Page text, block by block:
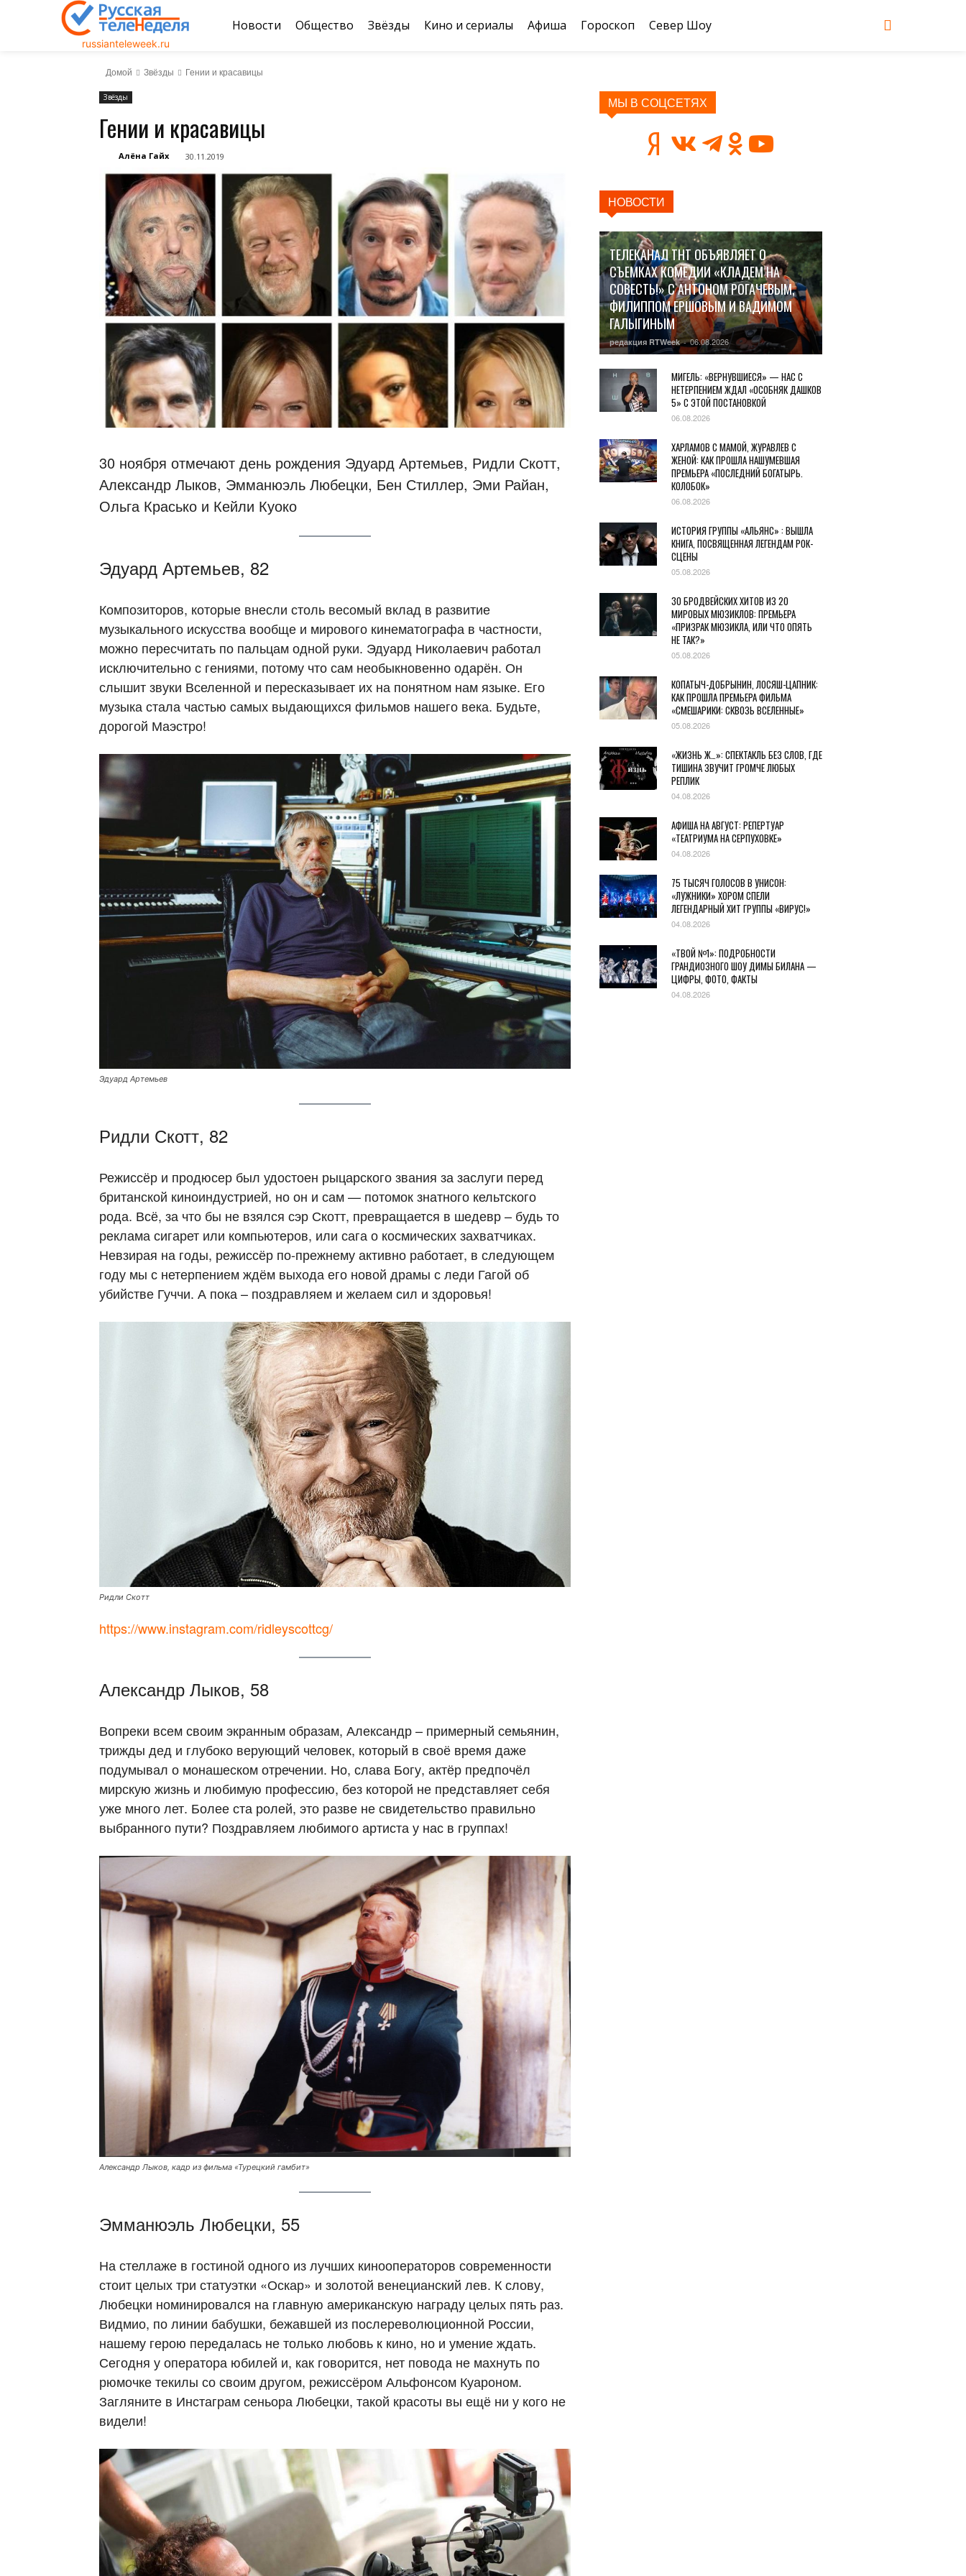
russianteleweek.ru
Новости Общество Звёзды Кино и сериалы Афиша Гороскоп Север Шоу
Домой Звёзды Гении и красавицы
Звёзды
Гении и красавицы
Алёна Гайх 30.11.2019
30 ноября отмечают день рождения Эдуард Артемьев, Ридли Скотт,
Александр Лыков, Эмманюэль Любецки, Бен Стиллер, Эми Райан,
Ольга Красько и Кейли Куоко
Эдуард Артемьев, 82
Композиторов, которые внесли столь весомый вклад в развитие
музыкального искусства вообще и мирового кинематографа в частности,
можно пересчитать по пальцам одной руки. Эдуард Николаевич работал
исключительно с гениями, потому что сам необыкновенно одарён. Он
слышит звуки Вселенной и пересказывает их на понятном нам языке. Его
музыка стала частью самых выдающихся фильмов нашего века. Будьте,
дорогой Маэстро!
Эдуард Артемьев
Ридли Скотт, 82
Режиссёр и продюсер был удостоен рыцарского звания за заслуги перед
британской киноиндустрией, но он и сам — потомок знатного кельтского
рода. Всё, за что бы не взялся сэр Скотт, превращается в шедевр – будь то
реклама сигарет или компьютеров, или сага о космических захватчиках.
Невзирая на годы, режиссёр по-прежнему активно работает, в следующем
году мы с нетерпением ждём выхода его новой драмы с леди Гагой об
убийстве Гуччи. А пока – поздравляем и желаем сил и здоровья!
Ридли Скотт
https://www.instagram.com/ridleyscottcg/
Александр Лыков, 58
Вопреки всем своим экранным образам, Александр – примерный семьянин,
трижды дед и глубоко верующий человек, который в своё время даже
подумывал о монашеском отречении. Но, слава Богу, актёр предпочёл
мирскую жизнь и любимую профессию, без которой не представляет себя
уже много лет. Более ста ролей, это разве не свидетельство правильно
выбранного пути? Поздравляем любимого артиста у нас в группах!
Александр Лыков, кадр из фильма «Турецкий гамбит»
Эмманюэль Любецки, 55
На стеллаже в гостиной одного из лучших кинооператоров современности
стоит целых три статуэтки «Оскар» и золотой венецианский лев. К слову,
Любецки номинировался на главную американскую награду целых пять раз.
Видмио, по линии бабушки, бежавшей из послереволюционной России,
нашему герою передалась не только любовь к кино, но и умение ждать.
Сегодня у оператора юбилей и, как говорится, нет повода не махнуть по
рюмочке текилы со своим другом, режиссёром Альфонсом Куароном.
Загляните в Инстаграм сеньора Любецки, такой красоты вы ещё ни у кого не
видели!
МЫ В СОЦСЕТЯХ
НОВОСТИ
ТЕЛЕКАНАЛ ТНТ ОБЪЯВЛЯЕТ О
СЪЕМКАХ КОМЕДИИ «КЛАДЕМ НА
СОВЕСТЬ!» С АНТОНОМ РОГАЧЕВЫМ,
ФИЛИППОМ ЕРШОВЫМ И ВАДИМОМ
ГАЛЫГИНЫМ
редакция RTWeek - 06.08.2026
МИГЕЛЬ: «ВЕРНУВШИЕСЯ» — НАС С
НЕТЕРПЕНИЕМ ЖДАЛ «ОСОБНЯК ДАШКОВ
5» С ЭТОЙ ПОСТАНОВКОЙ
06.08.2026
ХАРЛАМОВ С МАМОЙ, ЖУРАВЛЕВ С
ЖЕНОЙ: КАК ПРОШЛА НАШУМЕВШАЯ
ПРЕМЬЕРА «ПОСЛЕДНИЙ БОГАТЫРЬ.
КОЛОБОК»
06.08.2026
ИСТОРИЯ ГРУППЫ «АЛЬЯНС» : ВЫШЛА
КНИГА, ПОСВЯЩЕННАЯ ЛЕГЕНДАМ РОК-
СЦЕНЫ
05.08.2026
30 БРОДВЕЙСКИХ ХИТОВ ИЗ 20
МИРОВЫХ МЮЗИКЛОВ: ПРЕМЬЕРА
«ПРИЗРАК МЮЗИКЛА, ИЛИ ЧТО ОПЯТЬ
НЕ ТАК?»
05.08.2026
КОПАТЫЧ-ДОБРЫНИН, ЛОСЯШ-ЦАПНИК:
КАК ПРОШЛА ПРЕМЬЕРА ФИЛЬМА
«СМЕШАРИКИ: СКВОЗЬ ВСЕЛЕННЫЕ»
05.08.2026
«ЖИЗНЬ Ж…»: СПЕКТАКЛЬ БЕЗ СЛОВ, ГДЕ
ТИШИНА ЗВУЧИТ ГРОМЧЕ ЛЮБЫХ
РЕПЛИК
04.08.2026
АФИША НА АВГУСТ: РЕПЕРТУАР
«ТЕАТРИУМА НА СЕРПУХОВКЕ»
04.08.2026
75 ТЫСЯЧ ГОЛОСОВ В УНИСОН:
«ЛУЖНИКИ» ХОРОМ СПЕЛИ
ЛЕГЕНДАРНЫЙ ХИТ ГРУППЫ «ВИРУС!»
04.08.2026
«ТВОЙ №1»: ПОДРОБНОСТИ
ГРАНДИОЗНОГО ШОУ ДИМЫ БИЛАНА —
ЦИФРЫ, ФОТО, ФАКТЫ
04.08.2026